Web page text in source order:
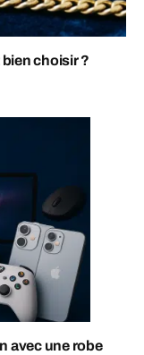
choisir ?
avec une robe